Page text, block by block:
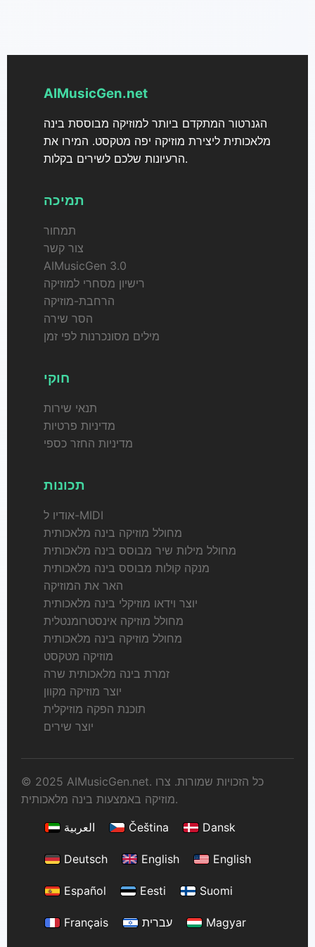
AIMusicGen.net
הגנרטור המתקדם ביותר למוזיקה מבוססת בינה
מלאכותית ליצירת מוזיקה יפה מטקסט. המירו את
הרעיונות שלכם לשירים בקלות.
תמיכה
תמחור
צור קשר
AIMusicGen 3.0
רישיון מסחרי למוזיקה
הרחבת-מוזיקה
הסר שירה
מילים מסונכרנות לפי זמן
חוקי
תנאי שירות
מדיניות פרטיות
מדיניות החזר כספי
תכונות
אודיו ל-MIDI
מחולל מוזיקה בינה מלאכותית
מחולל מילות שיר מבוסס בינה מלאכותית
מנקה קולות מבוסס בינה מלאכותית
האר את המוזיקה
יוצר וידאו מוזיקלי בינה מלאכותית
מחולל מוזיקה אינסטרומנטלית
מחולל מוזיקה בינה מלאכותית
מוזיקה מטקסט
זמרת בינה מלאכותית שרה
יוצר מוזיקה מקוון
תוכנת הפקה מוזיקלית
יוצר שירים
© 2025 AIMusicGen.net. כל הזכויות שמורות. צרו
מוזיקה באמצעות בינה מלאכותית.
العربية
Čeština Dansk
Deutsch English English
Español Eesti Suomi
Français עברית Magyar